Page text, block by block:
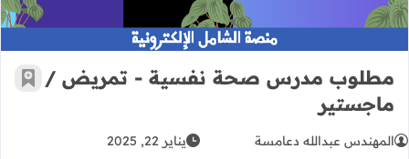
مطلوب مدرس صحة نفسية - تمريض /
ماجستير
أضف
المهندس عبدالله دعامسة
يناير 22, 2025